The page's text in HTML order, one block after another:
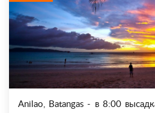
Anilao, Batangas - в 8:00